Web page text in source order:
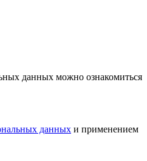
данных можно ознакомиться
данных и применением